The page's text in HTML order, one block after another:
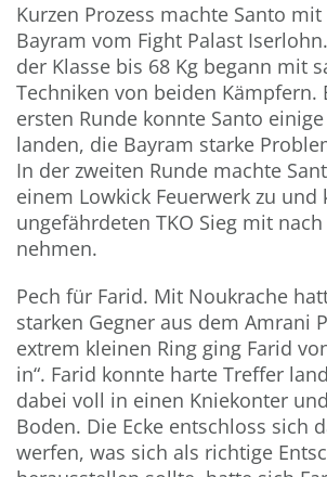
Kurzen Prozess machte Santo
Bayram vom Fight Palast
der Klasse bis 68 Kg begann mit
Techniken von beiden Kämpfern.
ersten Runde konnte Santo
landen, die Bayram starke
In der zweiten Runde machte
einem Lowkick Feuerwerk zu und
ungefährdeten TKO Sieg mit
nehmen.
Pech für Farid. Mit Noukrache
starken Gegner aus dem Amrani
extrem kleinen Ring ging Farid
in“. Farid konnte harte Treffer
dabei voll in einen Kniekonter
Boden. Die Ecke entschloss sich
werfen, was sich als richtige